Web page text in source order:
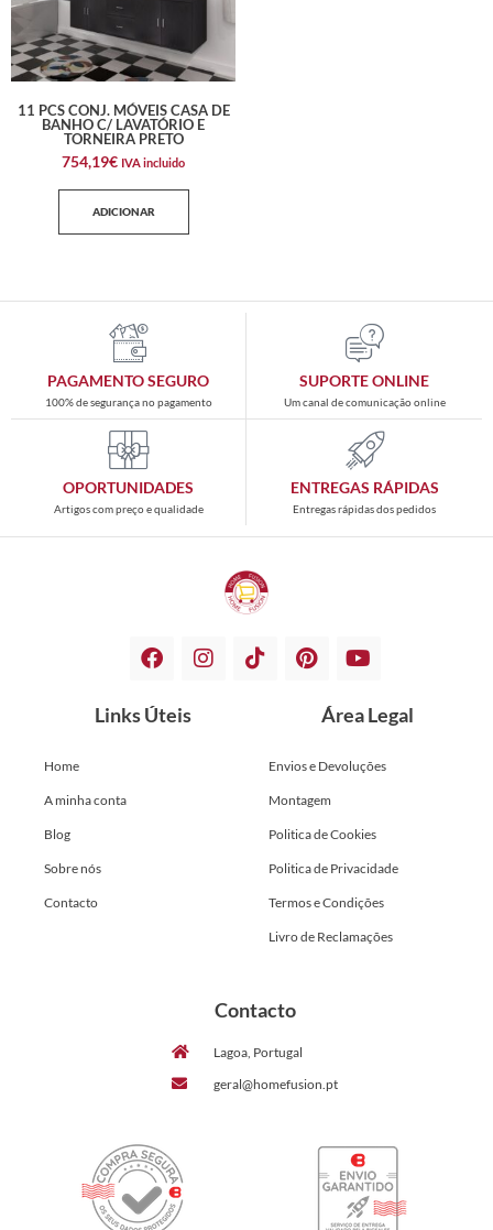
11 PCS CONJ. MÓVEIS CASA DE
BANHO C/ LAVATÓRIO E
TORNEIRA PRETO
754,19€ IVA incluido
ADICIONAR
PAGAMENTO SEGURO
100% de segurança no pagamento
SUPORTE ONLINE
Um canal de comunicação online
OPORTUNIDADES
Artigos com preço e qualidade
ENTREGAS RÁPIDAS
Entregas rápidas dos pedidos
Links Úteis
Home
A minha conta
Blog
Sobre nós
Contacto
Área Legal
Envios e Devoluções
Montagem
Politica de Cookies
Politica de Privacidade
Termos e Condições
Livro de Reclamações
Contacto
Lagoa, Portugal
geral@homefusion.pt